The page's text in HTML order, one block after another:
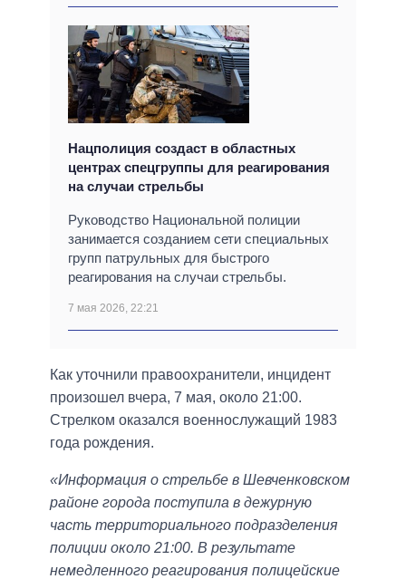
Нацполиция создаст в областных
центрах спецгруппы для реагирования
на случаи стрельбы
Руководство Национальной полиции
занимается созданием сети специальных
групп патрульных для быстрого
реагирования на случаи стрельбы.
7 мая 2026, 22:21
Как уточнили правоохранители, инцидент
произошел вчера, 7 мая, около 21:00.
Стрелком оказался военнослужащий 1983
года рождения.
«Информация о стрельбе в Шевченковском
районе города поступила в дежурную
часть территориального подразделения
полиции около 21:00. В результате
немедленного реагирования полицейские